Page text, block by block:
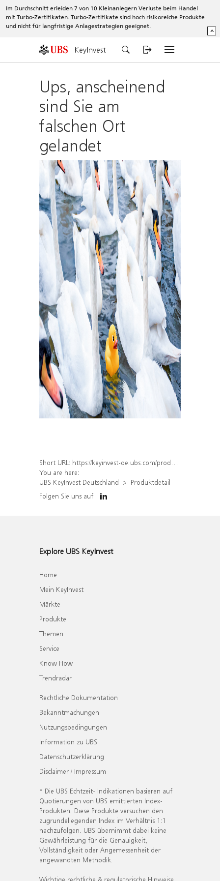
Im Durchschnitt erleiden 7 von 10 Kleinanlegern Verluste beim Handel
mit Turbo-Zertifikaten. Turbo-Zertifikate sind hoch risikoreiche Produkte
und nicht für langfristige Anlagestrategien geeignet.
^
KeyInvest
Ups, anscheinend
sind Sie am
falschen Ort
gelandet
Short URL: https://keyinvest-de.ubs.com/produkt/detail/index/isin/DE000WA7YXN1
You are here:
UBS KeyInvest Deutschland
Produktdetail
Folgen Sie uns auf
Explore UBS KeyInvest
Home
Mein KeyInvest
Märkte
Produkte
Themen
Service
Know How
Trendradar
Rechtliche Dokumentation
Bekanntmachungen
Nutzungsbedingungen
Information zu UBS
Datenschutzerklärung
Disclaimer / Impressum
* Die UBS Echtzeit- Indikationen basieren auf
Quotierungen von UBS emittierten Index-
Produkten. Diese Produkte versuchen den
zugrundeliegenden Index im Verhältnis 1:1
nachzufolgen. UBS übernimmt dabei keine
Gewährleistung für die Genauigkeit,
Vollständigkeit oder Angemessenheit der
angewandten Methodik.